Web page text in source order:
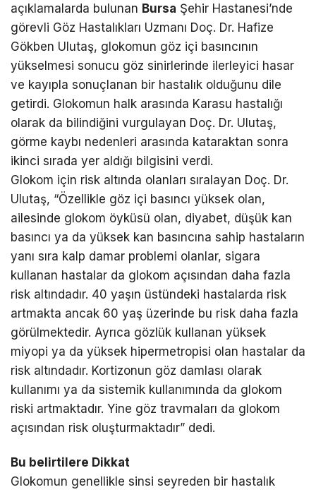
açıklamalarda bulunan Bursa Şehir Hastanesi’nde
görevli Göz Hastalıkları Uzmanı Doç. Dr. Hafize
Gökben Ulutaş, glokomun göz içi basıncının
yükselmesi sonucu göz sinirlerinde ilerleyici hasar
ve kayıpla sonuçlanan bir hastalık olduğunu dile
getirdi. Glokomun halk arasında Karasu hastalığı
olarak da bilindiğini vurgulayan Doç. Dr. Ulutaş,
görme kaybı nedenleri arasında kataraktan sonra
ikinci sırada yer aldığı bilgisini verdi.
Glokom için risk altında olanları sıralayan Doç. Dr.
Ulutaş, “Özellikle göz içi basıncı yüksek olan,
ailesinde glokom öyküsü olan, diyabet, düşük kan
basıncı ya da yüksek kan basıncına sahip hastaların
yanı sıra kalp damar problemi olanlar, sigara
kullanan hastalar da glokom açısından daha fazla
risk altındadır. 40 yaşın üstündeki hastalarda risk
artmakta ancak 60 yaş üzerinde bu risk daha fazla
görülmektedir. Ayrıca gözlük kullanan yüksek
miyopi ya da yüksek hipermetropisi olan hastalar da
risk altındadır. Kortizonun göz damlası olarak
kullanımı ya da sistemik kullanımında da glokom
riski artmaktadır. Yine göz travmaları da glokom
açısından risk oluşturmaktadır” dedi.
Bu belirtilere Dikkat
Glokomun genellikle sinsi seyreden bir hastalık